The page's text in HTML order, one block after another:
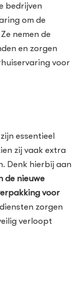
bedrijven
om de
nemen de
en zorgen
voor
essentieel
zij vaak extra
Denk hierbij aan
de nieuwe
voor
zorgen
verloopt